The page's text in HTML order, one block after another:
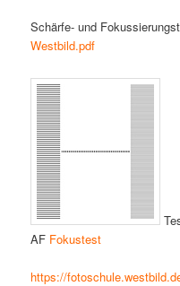
Schärfe- und
Westbild.pdf
AF Fokustest
https://